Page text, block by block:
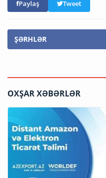
Paylaş Tweet
ŞƏRHLƏR
OXŞAR XƏBƏRLƏR